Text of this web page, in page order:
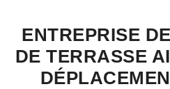
ENTREPRISE
DE TERRASSE